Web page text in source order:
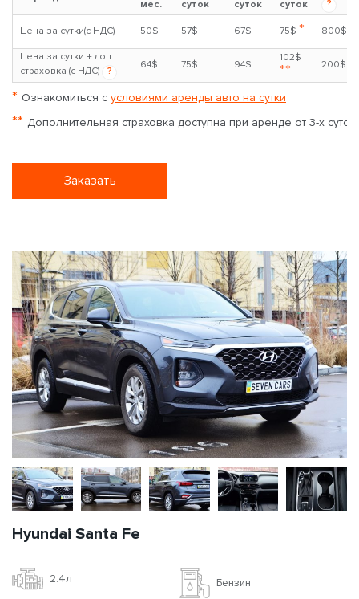
мес. суток суток суток ?
Цена за сутки(с НДС) 50$ 57$ 67$ 75$ * 800$
Цена за сутки + доп.
страховка (с НДС)
?
64$ 75$ 94$
102$
** 200$
* Ознакомиться с условиями аренды авто на сутки
** Дополнительная страховка доступна при аренде от 3-х суток
Заказать
Hyundai Santa Fe
2.4л Бензин